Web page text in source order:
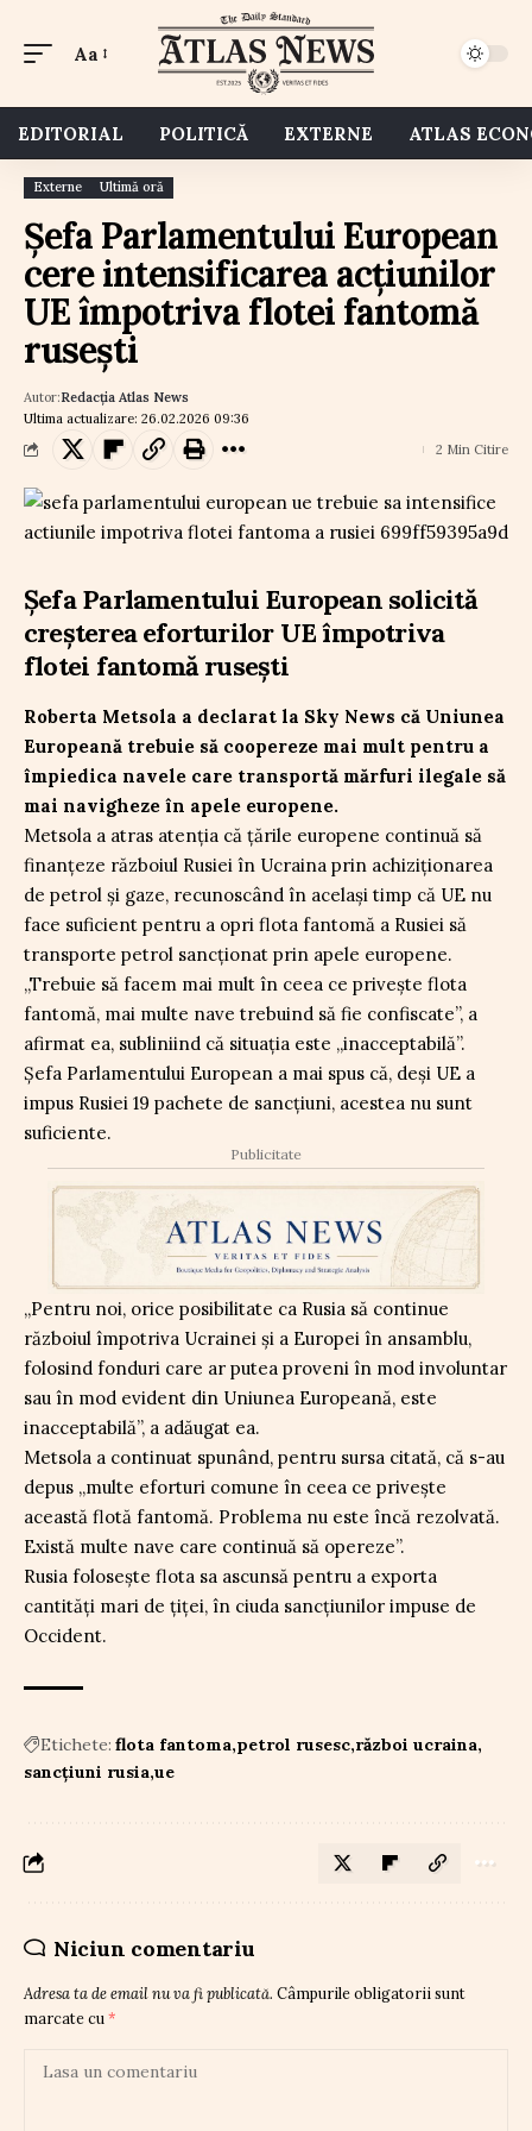
Aa
EDITORIAL POLITICĂ EXTERNE ATLAS
Externe Ultimă oră
Șefa Parlamentului European
cere intensificarea acțiunilor
UE împotriva flotei fantomă
rusești
Ultima actualizare: 26.02.2026 09:36
Autor:Redacția Atlas News
2 Min Citire
Șefa Parlamentului European solicită
creșterea eforturilor UE împotriva
flotei fantomă rusești
Roberta Metsola a declarat la Sky News că Uniunea
Europeană trebuie să coopereze mai mult pentru a
împiedica navele care transportă mărfuri ilegale să
mai navigheze în apele europene.
Metsola a atras atenția că țările europene continuă să
finanțeze războiul Rusiei în Ucraina prin achiziționarea
de petrol și gaze, recunoscând în același timp că UE nu
face suficient pentru a opri flota fantomă a Rusiei să
transporte petrol sancționat prin apele europene.
„Trebuie să facem mai mult în ceea ce privește flota
fantomă, mai multe nave trebuind să fie confiscate”, a
afirmat ea, subliniind că situația este „inacceptabilă”.
Șefa Parlamentului European a mai spus că, deși UE a
impus Rusiei 19 pachete de sancțiuni, acestea nu sunt
suficiente.
Publicitate
„Pentru noi, orice posibilitate ca Rusia să continue
războiul împotriva Ucrainei și a Europei în ansamblu,
folosind fonduri care ar putea proveni în mod involuntar
sau în mod evident din Uniunea Europeană, este
inacceptabilă”, a adăugat ea.
Metsola a continuat spunând, pentru sursa citată, că s-au
depus „multe eforturi comune în ceea ce privește
această flotă fantomă. Problema nu este încă rezolvată.
Există multe nave care continuă să opereze”.
Rusia folosește flota sa ascunsă pentru a exporta
cantități mari de țiței, în ciuda sancțiunilor impuse de
Occident.
Etichete: flota fantoma petrol rusesc război ucraina
sancțiuni rusia ue
Niciun comentariu
Adresa ta de email nu va fi publicată. Câmpurile obligatorii sunt
marcate cu *